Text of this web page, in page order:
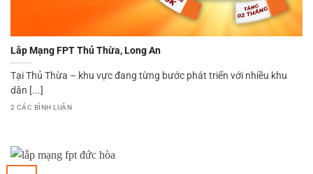
Lắp Mạng FPT Thủ Thừa, Long An
Tại Thủ Thừa – khu vực đang từng bước phát triển với nhiều khu
dân [...]
2 CÁC BÌNH LUẬN